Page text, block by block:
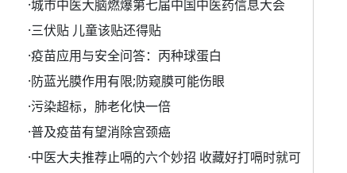
·城市中医大脑燃爆第七届中国中医药信息大会
·三伏贴 儿童该贴还得贴
·疫苗应用与安全问答：丙种球蛋白
·防蓝光膜作用有限;防窥膜可能伤眼
·污染超标，肺老化快一倍
·普及疫苗有望消除宫颈癌
·中医大夫推荐止嗝的六个妙招 收藏好打嗝时就可